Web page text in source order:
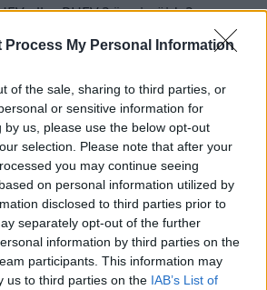
Process My Personal Information
of the sale, sharing to third parties, or
or sensitive information for
by us, please use the below opt-out
selection. Please note that after your
you may continue seeing
on personal information utilized by
disclosed to third parties prior to
separately opt-out of the further
information by third parties on the
participants. This information may
us to third parties on the IAB’s List of
eller PHEV ? är ni nöjda?
av kaykay för 9 timmar sedani Projekt
avTyfors för 17 timmar sedaniProjekt
big block with 427 ZL-1! 551 svar
avhugger69 för 17 timmar sedani
bruksbil?! 57 svar
avEv_volvo142 för 18 timmar sedan
split bus t1 1962 2559 svar
avDr_snuggels för 19 timmar sedan iProjekt